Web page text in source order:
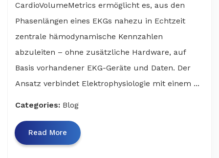
CardioVolumeMetrics ermöglicht es, aus den
Phasenlängen eines EKGs nahezu in Echtzeit
zentrale hämodynamische Kennzahlen
abzuleiten – ohne zusätzliche Hardware, auf
Basis vorhandener EKG-Geräte und Daten. Der
Ansatz verbindet Elektrophysiologie mit einem ...
Categories: Blog
Read More